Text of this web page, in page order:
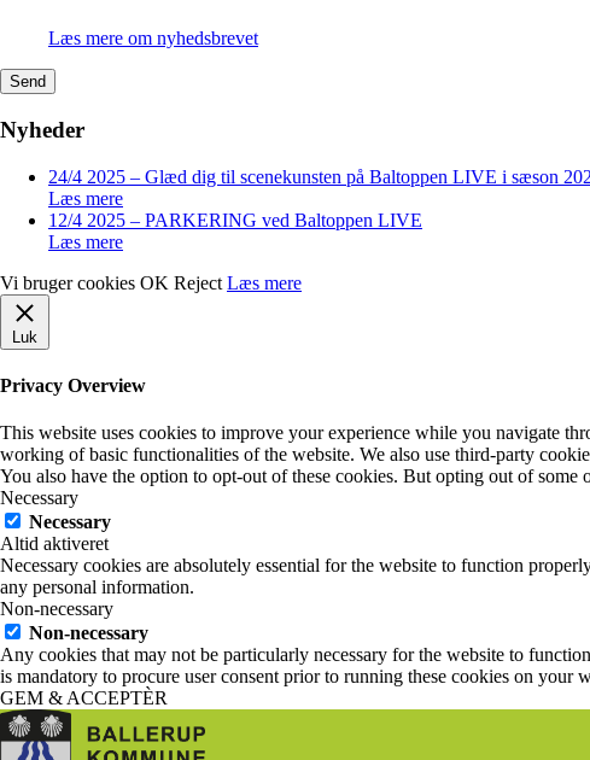
Læs mere om nyhedsbrevet
Send
Nyheder
24/4 2025 – Glæd dig til scenekunsten på Baltoppen LIVE i sæson
Læs mere
12/4 2025 – PARKERING ved Baltoppen LIVE
Læs mere
Vi bruger cookies OK Reject Læs mere
Luk
Privacy Overview
This website uses cookies to improve your experience while you navigate
working of basic functionalities of the website. We also use third-party
You also have the option to opt-out of these cookies. But opting out of
Necessary
Necessary
Altid aktiveret
Necessary cookies are absolutely essential for the website to function
any personal information.
Non-necessary
Non-necessary
Any cookies that may not be particularly necessary for the website to
is mandatory to procure user consent prior to running these cookies on your
GEM & ACCEPTÈR